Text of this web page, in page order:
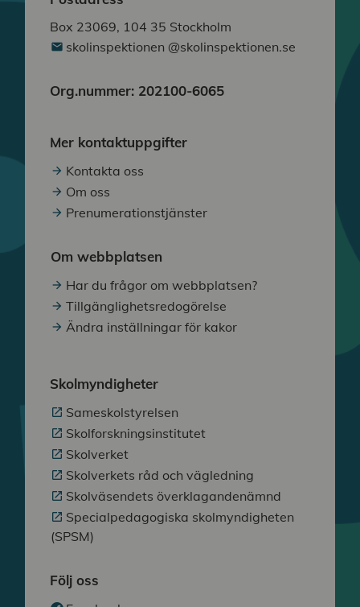
Box 23069, 104 35 Stockholm
skolinspektionen @skolinspektionen.se
Org.nummer: 202100-6065
Mer kontaktuppgifter
Kontakta oss
Om oss
Prenumerationstjänster
Om webbplatsen
Har du frågor om webbplatsen?
Tillgänglighetsredogörelse
Ändra inställningar för kakor
Skolmyndigheter
Sameskolstyrelsen
Skolforskningsinstitutet
Skolverket
Skolverkets råd och vägledning
Skolväsendets överklagandenämnd
Specialpedagogiska skolmyndigheten
(SPSM)
Följ oss